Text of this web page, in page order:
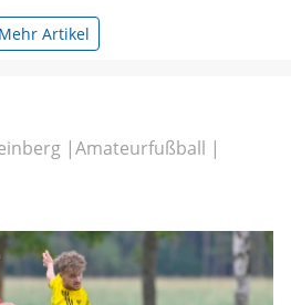
Mehr Artikel
Amateurfußball